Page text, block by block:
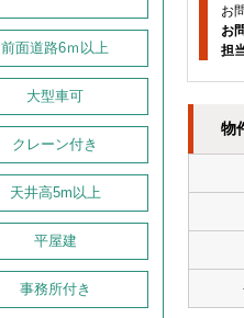
お
お
担
物
前面道路6ｍ以上
大型車可
クレーン付き
天井高5m以上
平屋建
事務所付き